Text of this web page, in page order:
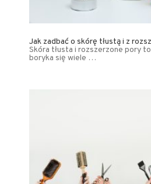
Jak zadbać o skórę tłustą i z
Skóra tłusta i rozszerzone pory
boryka się wiele …